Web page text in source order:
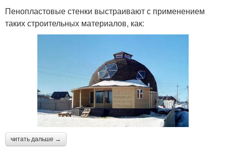
Пенопластовые стенки выстраивают с применением
таких строительных материалов, как:
читать дальше →